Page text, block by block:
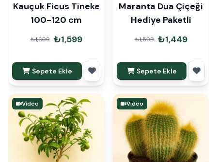
Kauçuk Ficus Tineke
100-120 cm
₺1,699 ₺1,599
Sepete Ekle
Maranta Dua Çiçeği
Hediye Paketli
₺1,599 ₺1,449
Sepete Ekle
Video Video